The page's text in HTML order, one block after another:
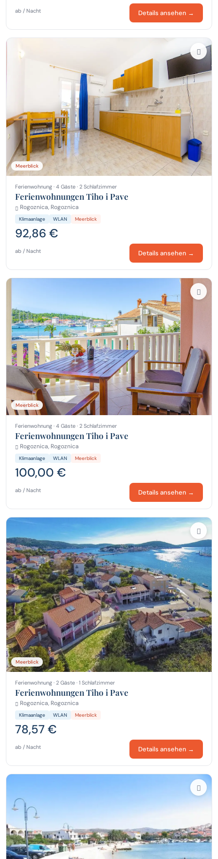
ab / Nacht Details ansehen →
Meerblick
Ferienwohnung · 4 Gäste · 2 Schlafzimmer
Ferienwohnungen Tiho i Pave
Rogoznica, Rogoznica
Klimaanlage WLAN Meerblick
92,86 €
ab / Nacht Details ansehen →
Meerblick
Ferienwohnung · 4 Gäste · 2 Schlafzimmer
Ferienwohnungen Tiho i Pave
Rogoznica, Rogoznica
Klimaanlage WLAN Meerblick
100,00 €
ab / Nacht Details ansehen →
Meerblick
Ferienwohnung · 2 Gäste · 1 Schlafzimmer
Ferienwohnungen Tiho i Pave
Rogoznica, Rogoznica
Klimaanlage WLAN Meerblick
78,57 €
ab / Nacht Details ansehen →